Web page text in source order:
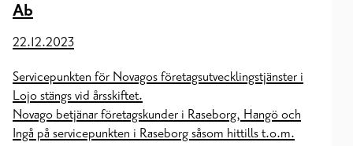
Ab
22.12.2023
Servicepunkten för Novagos företagsutvecklingstjänster i
Lojo stängs vid årsskiftet.
Novago betjänar företagskunder i Raseborg, Hangö och
Ingå på servicepunkten i Raseborg såsom hittills t.o.m.